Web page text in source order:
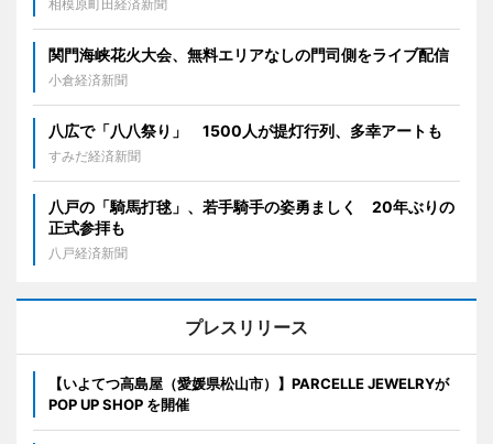
相模原町田経済新聞
関門海峡花火大会、無料エリアなしの門司側をライブ配信
小倉経済新聞
八広で「八八祭り」 1500人が提灯行列、多幸アートも
すみだ経済新聞
八戸の「騎馬打毬」、若手騎手の姿勇ましく 20年ぶりの
正式参拝も
八戸経済新聞
プレスリリース
【いよてつ高島屋（愛媛県松山市）】PARCELLE JEWELRYが
POP UP SHOP を開催